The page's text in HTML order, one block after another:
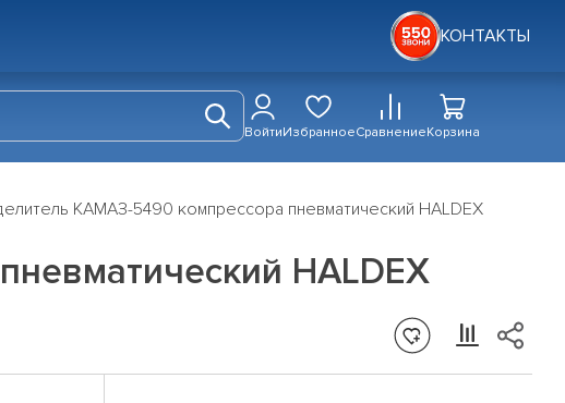
КОНТАКТЫ
ВойтиИзбранноеСравнениеКорзина
КАМАЗ-5490 компрессора пневматический HALDEX
HALDEX